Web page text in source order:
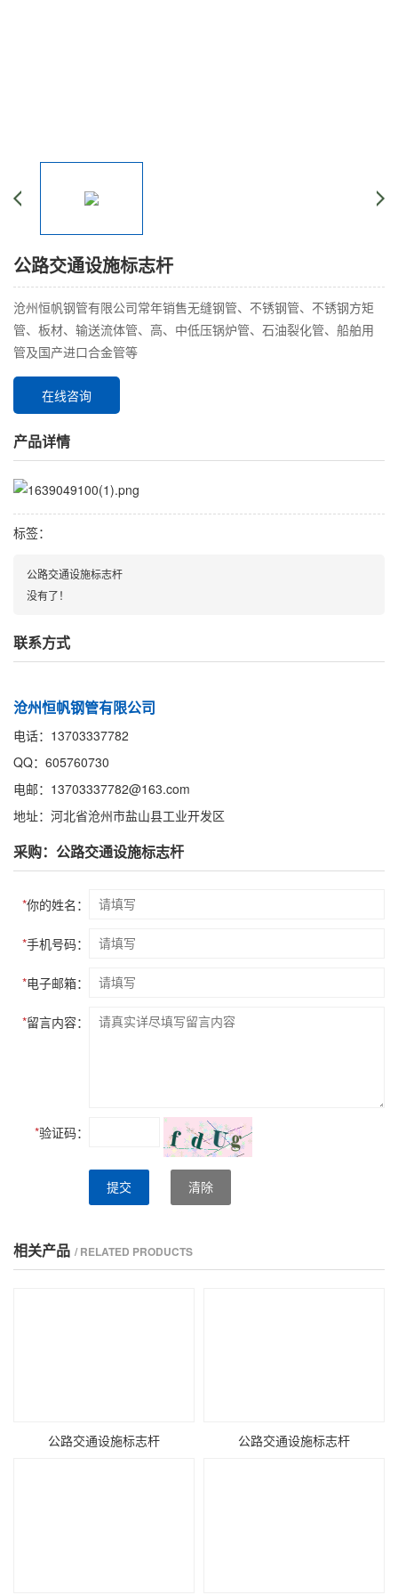
公路交通设施标志杆
沧州恒帆钢管有限公司常年销售无缝钢管、不锈钢管、不锈钢方矩
管、板材、输送流体管、高、中低压锅炉管、石油裂化管、船舶用
管及国产进口合金管等
在线咨询
产品详情
标签：
公路交通设施标志杆
没有了！
联系方式
沧州恒帆钢管有限公司
电话：13703337782
QQ：605760730
电邮：13703337782@163.com
地址：河北省沧州市盐山县工业开发区
采购：公路交通设施标志杆
*你的姓名：
*手机号码：
*电子邮箱：
*留言内容：
*验证码：
提交 清除
相关产品 / RELATED PRODUCTS
公路交通设施标志杆 公路交通设施标志杆